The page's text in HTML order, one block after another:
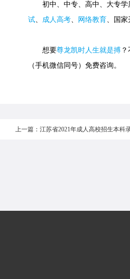
初中、中专、高中、大专学
试、 成人高考、 网络教育、国家
想要尊龙凯时人生就是搏
（手机微信同号）免费咨询。